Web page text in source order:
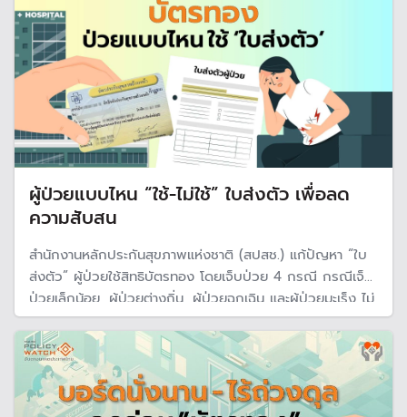
ผู้ป่วยแบบไหน “ใช้-ไม่ใช้” ใบส่งตัว เพื่อลด
ความสับสน
สำนักงานหลักประกันสุขภาพแห่งชาติ (สปสช.) แก้ปัญหา “ใบ
ส่งตัว” ผู้ป่วยใช้สิทธิบัตรทอง โดยเจ็บป่วย 4 กรณี กรณีเจ็บ
ป่วยเล็กน้อย, ผู้ป่วยต่างถิ่น, ผู้ป่วยฉุกเฉิน และผู้ป่วยมะเร็ง ไม่
ต้องใช้ใบส่งตัว